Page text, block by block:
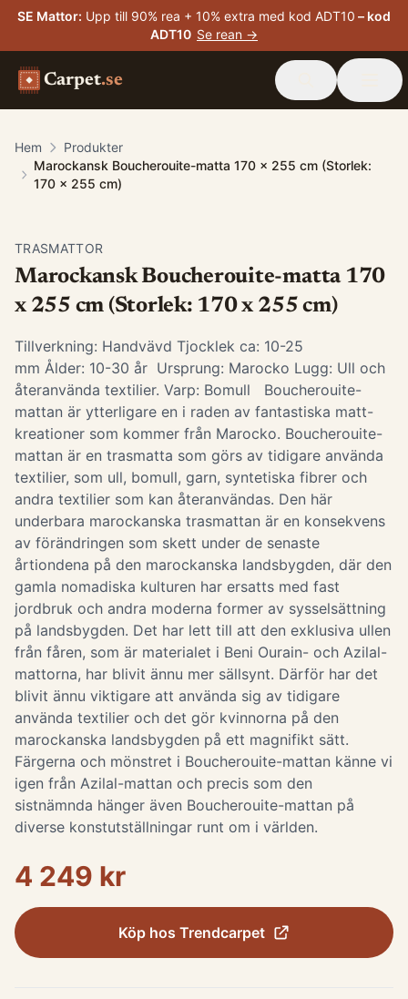
SE Mattor: Upp till 90% rea + 10% extra med kod ADT10 – kod
ADT10 Se rean →
Carpet.se
Hem
Produkter
Marockansk Boucherouite-matta 170 x 255 cm (Storlek:
170 x 255 cm)
TRASMATTOR
Marockansk Boucherouite-matta 170
x 255 cm (Storlek: 170 x 255 cm)
Tillverkning: Handvävd Tjocklek ca: 10-25
mm Ålder: 10-30 år Ursprung: Marocko Lugg: Ull och
återanvända textilier. Varp: Bomull Boucherouite-
mattan är ytterligare en i raden av fantastiska matt-
kreationer som kommer från Marocko. Boucherouite-
mattan är en trasmatta som görs av tidigare använda
textilier, som ull, bomull, garn, syntetiska fibrer och
andra textilier som kan återanvändas. Den här
underbara marockanska trasmattan är en konsekvens
av förändringen som skett under de senaste
årtiondena på den marockanska landsbygden, där den
gamla nomadiska kulturen har ersatts med fast
jordbruk och andra moderna former av sysselsättning
på landsbygden. Det har lett till att den exklusiva ullen
från fåren, som är materialet i Beni Ourain- och Azilal-
mattorna, har blivit ännu mer sällsynt. Därför har det
blivit ännu viktigare att använda sig av tidigare
använda textilier och det gör kvinnorna på den
marockanska landsbygden på ett magnifikt sätt.
Färgerna och mönstret i Boucherouite-mattan känne vi
igen från Azilal-mattan och precis som den
sistnämnda hänger även Boucherouite-mattan på
diverse konstutställningar runt om i världen.
4 249 kr
Köp hos Trendcarpet